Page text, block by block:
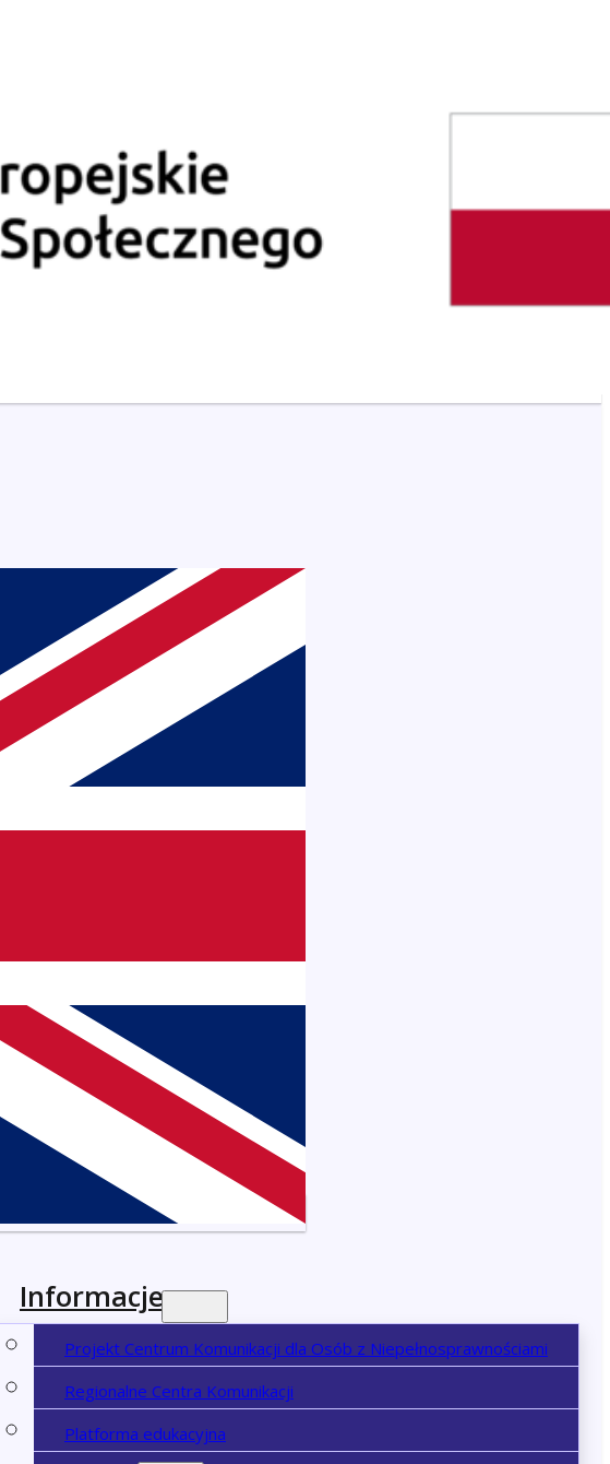
Informacje
Projekt Centrum Komunikacji dla Osób z Niepełnosprawnościami
Regionalne Centra Komunikacji
Platforma edukacyjna